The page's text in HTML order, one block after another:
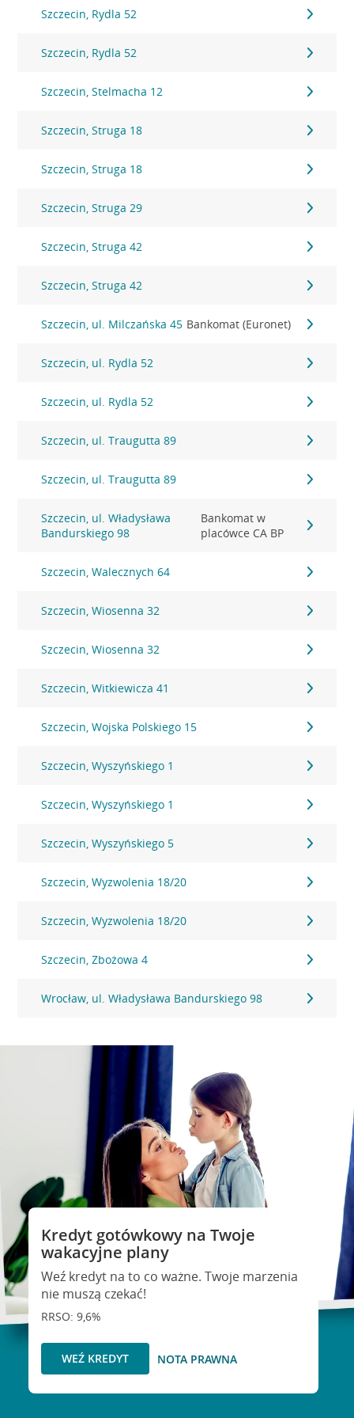
Szczecin, Rydla 52
Szczecin, Rydla 52
Szczecin, Stelmacha 12
Szczecin, Struga 18
Szczecin, Struga 18
Szczecin, Struga 29
Szczecin, Struga 42
Szczecin, Struga 42
Szczecin, ul. Milczańska 45 Bankomat (Euronet)
Szczecin, ul. Rydla 52
Szczecin, ul. Rydla 52
Szczecin, ul. Traugutta 89
Szczecin, ul. Traugutta 89
Szczecin, ul. Władysława
Bandurskiego 98
Bankomat w
placówce CA BP
Szczecin, Walecznych 64
Szczecin, Wiosenna 32
Szczecin, Wiosenna 32
Szczecin, Witkiewicza 41
Szczecin, Wojska Polskiego 15
Szczecin, Wyszyńskiego 1
Szczecin, Wyszyńskiego 1
Szczecin, Wyszyńskiego 5
Szczecin, Wyzwolenia 18/20
Szczecin, Wyzwolenia 18/20
Szczecin, Zbożowa 4
Wrocław, ul. Władysława Bandurskiego 98
Kredyt gotówkowy na Twoje
wakacyjne plany
Weź kredyt na to co ważne. Twoje marzenia
nie muszą czekać!
RRSO: 9,6%
WEŹ KREDYT NOTA PRAWNA